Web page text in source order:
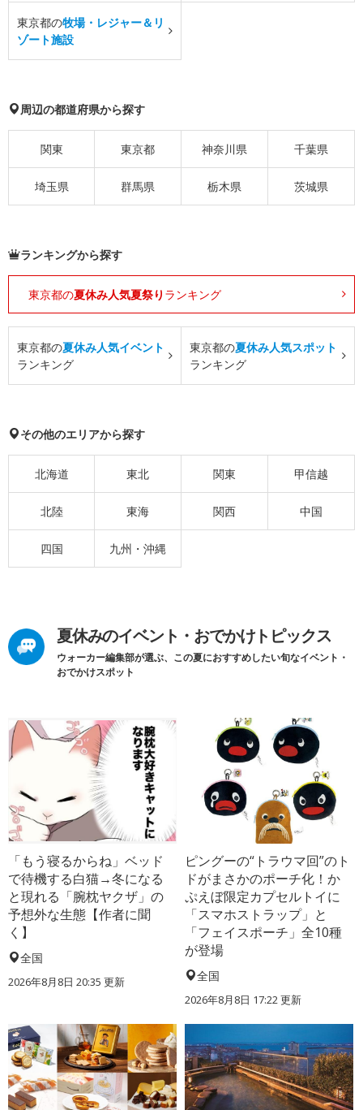
東京都の牧場・レジャー＆リ
ゾート施設
周辺の都道府県から探す
関東 東京都 神奈川県 千葉県
埼玉県 群馬県 栃木県 茨城県
ランキングから探す
東京都の夏休み人気夏祭り ランキング
東京都の夏休み人気イベント
ランキング
東京都の夏休み人気スポット
ランキング
その他のエリアから探す
北海道 東北 関東 甲信越
北陸 東海 関西 中国
四国 九州・沖縄
夏休みのイベント・おでかけトピックス
ウォーカー編集部が選ぶ、この夏におすすめしたい旬なイベント・
おでかけスポット
「もう寝るからね」ベッド
で待機する白猫→冬になる
と現れる「腕枕ヤクザ」の
予想外な生態【作者に聞
く】
全国
2026年8月8日 20:35 更新
ピングーの“トラウマ回”のト
ドがまさかのポーチ化！か
ぷえぼ限定カプセルトイに
「スマホストラップ」と
「フェイスポーチ」全10種
が登場
全国
2026年8月8日 17:22更新